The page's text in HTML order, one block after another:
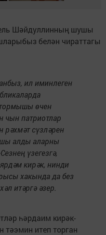
Шәйдуллинның шушы
белән чираттагы
ил иминлеген
өчен
чын патриотлар
рәхмәт сүзләрен
алды аларны
үзегезгә,
кирәк, нинди
хакында да без
итәргә әзер.
һәрдаим кирәк-
тәэмин итеп торган